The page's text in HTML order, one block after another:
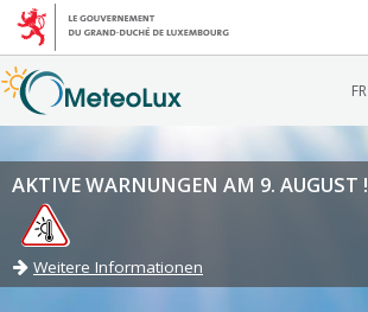
FR
AKTIVE WARNUNGEN AM 9. AUGUST !
Weitere Informationen